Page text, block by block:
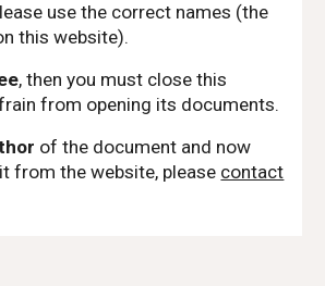
use the correct names (the
this website).
, then you must close this
from opening its documents.
of the document and now
from the website, please contact